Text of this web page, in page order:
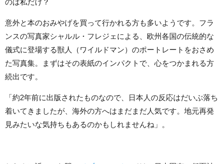
のは私だけ？
意外と本のおみやげを買って行かれる方も多いようです。フラ
ンスの写真家シャルル・フレジェによる、欧州各国の伝統的な
儀式に登場する獣人（ワイルドマン）のポートレートをおさめ
た写真集。まずはその表紙のインパクトで、心をつかまれる方
続出です。
「約2年前に出版されたものなので、日本人の反応はだいぶ落ち
着いてきましたが、海外の方へはまだまだ人気です。地元再発
見みたいな気持ちもあるのかもしれませんね」。